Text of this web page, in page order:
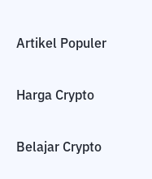
Artikel Populer
Harga Crypto
Belajar Crypto